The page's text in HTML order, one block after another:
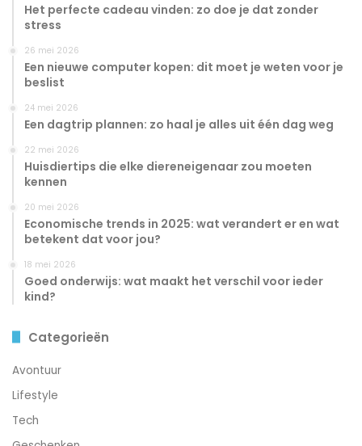
Het perfecte cadeau vinden: zo doe je dat zonder
stress
26 mei 2026
Een nieuwe computer kopen: dit moet je weten voor je
beslist
24 mei 2026
Een dagtrip plannen: zo haal je alles uit één dag weg
22 mei 2026
Huisdiertips die elke diereneigenaar zou moeten
kennen
20 mei 2026
Economische trends in 2025: wat verandert er en wat
betekent dat voor jou?
18 mei 2026
Goed onderwijs: wat maakt het verschil voor ieder
kind?
Categorieën
Avontuur
Lifestyle
Tech